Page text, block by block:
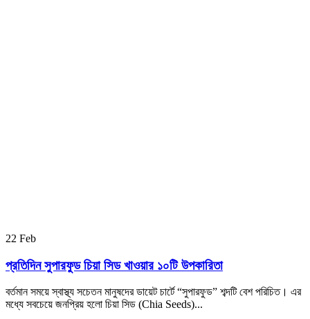
22 Feb
প্রতিদিন সুপারফুড চিয়া সিড খাওয়ার ১০টি উপকারিতা
বর্তমান সময়ে স্বাস্থ্য সচেতন মানুষদের ডায়েট চার্টে “সুপারফুড” শব্দটি বেশ পরিচিত। এর
মধ্যে সবচেয়ে জনপ্রিয় হলো চিয়া সিড (Chia Seeds)...